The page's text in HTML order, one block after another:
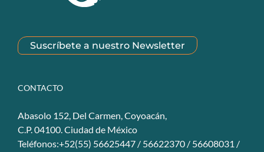
Suscríbete a nuestro Newsletter
CONTACTO
Abasolo 152, Del Carmen, Coyoacán,
C.P. 04100. Ciudad de México
Teléfonos:+52(55) 56625447 / 56622370 / 56608031 /